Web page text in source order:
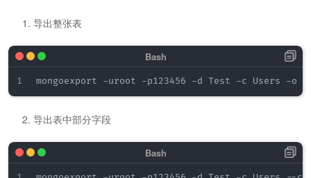
导出整张表
导出表中部分字段